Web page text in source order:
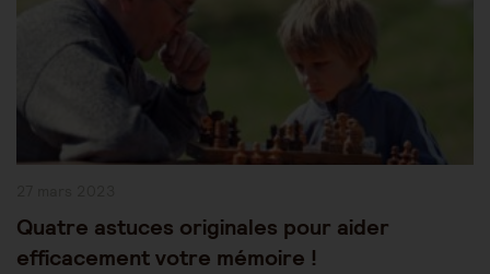
Quatre astuces originales pour aider
efficacement votre mémoire !